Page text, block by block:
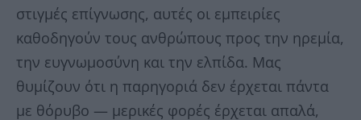
στιγμές επίγνωσης, αυτές οι εμπειρίες
καθοδηγούν τους ανθρώπους προς την ηρεμία,
την ευγνωμοσύνη και την ελπίδα. Μας
θυμίζουν ότι η παρηγοριά δεν έρχεται πάντα
με θόρυβο — μερικές φορές έρχεται απαλά,